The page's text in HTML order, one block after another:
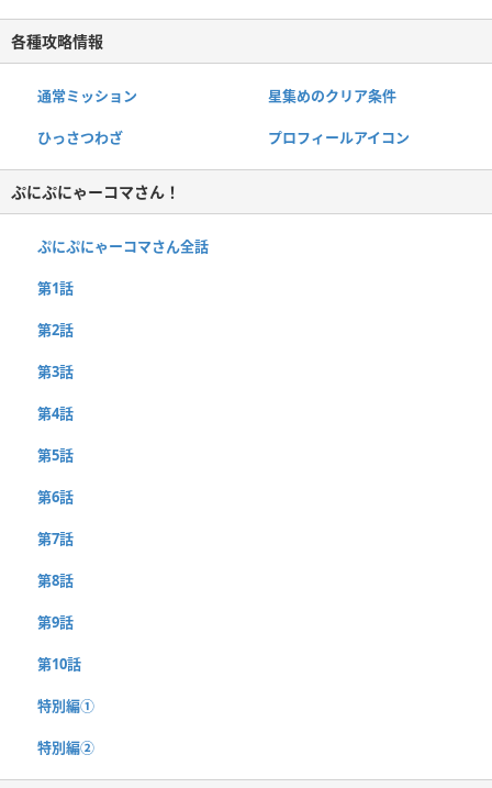
各種攻略情報
通常ミッション 星集めのクリア条件
ひっさつわざ プロフィールアイコン
ぷにぷにゃーコマさん！
ぷにぷにゃーコマさん全話
第1話
第2話
第3話
第4話
第5話
第6話
第7話
第8話
第9話
第10話
特別編①
特別編②